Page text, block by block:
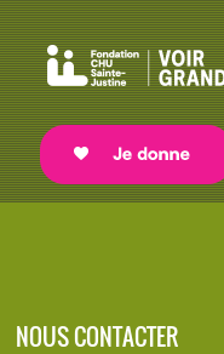
NOUS CONTACTER